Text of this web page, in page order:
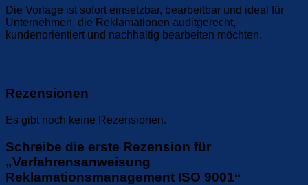
Die Vorlage ist sofort einsetzbar, bearbeitbar und ideal für
Unternehmen, die Reklamationen auditgerecht,
kundenorientiert und nachhaltig bearbeiten möchten.
Rezensionen
Es gibt noch keine Rezensionen.
Schreibe die erste Rezension für
„Verfahrensanweisung
Reklamationsmanagement ISO 9001“